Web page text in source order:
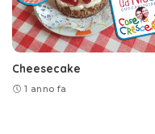
Cheesecake
1 anno fa